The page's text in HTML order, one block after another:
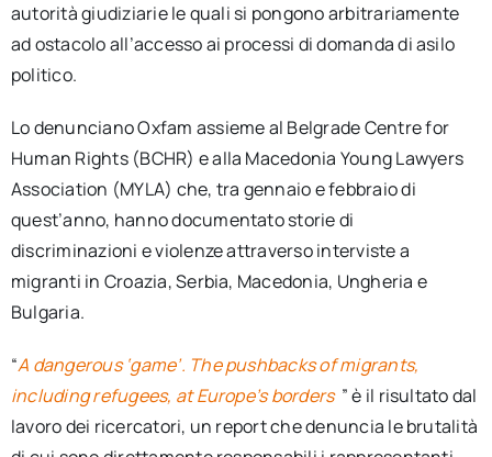
autorità giudiziarie le quali si pongono arbitrariamente
ad ostacolo all’accesso ai processi di domanda di asilo
politico.
Lo denunciano Oxfam assieme al Belgrade Centre for
Human Rights (BCHR) e alla Macedonia Young Lawyers
Association (MYLA) che, tra gennaio e febbraio di
quest’anno, hanno documentato storie di
discriminazioni e violenze attraverso interviste a
migranti in Croazia, Serbia, Macedonia, Ungheria e
Bulgaria.
“A dangerous ‘game’. The pushbacks of migrants,
including refugees, at Europe’s borders ” è il risultato dal
lavoro dei ricercatori, un report che denuncia le brutalità